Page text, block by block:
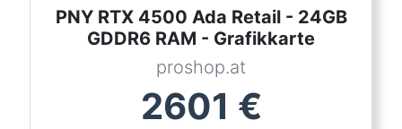
PNY RTX 4500 Ada Retail - 24GB
GDDR6 RAM - Grafikkarte
proshop.at
2601 €